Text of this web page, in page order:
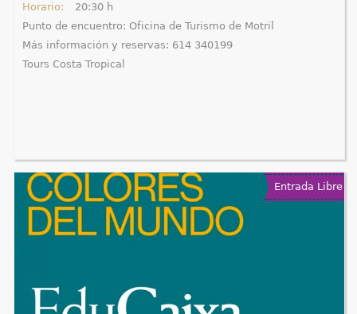
Horario:
20:30 h
Punto de encuentro: Oficina de Turismo de Motril
Más información y reservas: 614 340199
Tours Costa Tropical
Entrada Libre